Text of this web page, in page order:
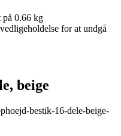
0.66 kg
for at undgå
beige
bestik-16-dele-beige-